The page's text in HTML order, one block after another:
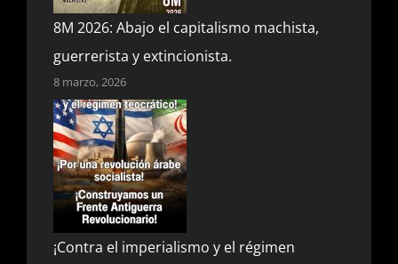
8M 2026: Abajo el capitalismo machista,
guerrerista y extincionista.
8 marzo, 2026
¡Contra el imperialismo y el régimen